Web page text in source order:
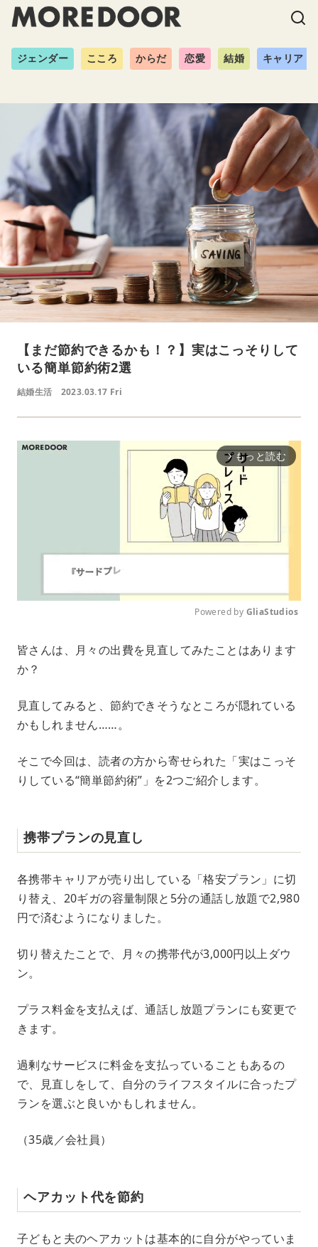
ジェンダー こころ からだ 恋愛 結婚 キャリア
【まだ節約できるかも！？】実はこっそりして
いる簡単節約術2選
結婚生活 2023.03.17 Fri
arrow_forward_ios もっと読む
u
Powered by GliaStudios
皆さんは、月々の出費を見直してみたことはあります
か？
見直してみると、節約できそうなところが隠れている
かもしれません……。
そこで今回は、読者の方から寄せられた「実はこっそ
りしている“簡単節約術”」を2つご紹介します。
携帯プランの見直し
各携帯キャリアが売り出している「格安プラン」に切
り替え、20ギガの容量制限と5分の通話し放題で2,980
円で済むようになりました。
切り替えたことで、月々の携帯代が3,000円以上ダウ
ン。
プラス料金を支払えば、通話し放題プランにも変更で
きます。
過剰なサービスに料金を支払っていることもあるの
で、見直しをして、自分のライフスタイルに合ったプ
ランを選ぶと良いかもしれません。
（35歳／会社員）
ヘアカット代を節約
子どもと夫のヘアカットは基本的に自分がやっていま